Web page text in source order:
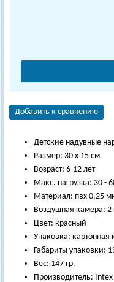
Добавить к сравнению
Детские надувные
Размер: 30 х 15 см
Возраст: 6-12 лет
Макс. нагрузка: 30 -
Материал: пвх 0,25
Воздушная камера: 2
Цвет: красный
Упаковка: картонная
Габариты упаковки:
Вес: 147 гр.
Производитель: Intex